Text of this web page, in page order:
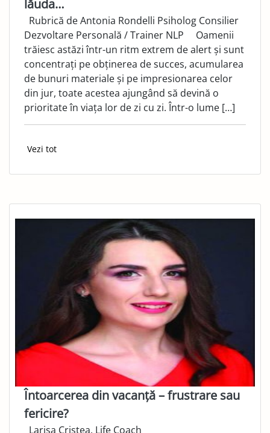
lăuda…
Rubrică de Antonia Rondelli Psiholog Consilier
Dezvoltare Personală / Trainer NLP Oamenii
trăiesc astăzi într-un ritm extrem de alert și sunt
concentrați pe obținerea de succes, acumularea
de bunuri materiale și pe impresionarea celor
din jur, toate acestea ajungând să devină o
prioritate în viața lor de zi cu zi. Într-o lume […]
Vezi tot
Întoarcerea din vacanță – frustrare sau
fericire?
Larisa Cristea, Life Coach